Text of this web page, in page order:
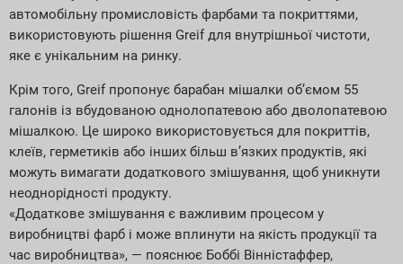
автомобільну промисловість фарбами та покриттями,
використовують рішення Greif для внутрішньої чистоти,
яке є унікальним на ринку.
Крім того, Greif пропонує барабан мішалки об’ємом 55
галонів із вбудованою однолопатевою або дволопатевою
мішалкою. Це широко використовується для покриттів,
клеїв, герметиків або інших більш в’язких продуктів, які
можуть вимагати додаткового змішування, щоб уникнути
неоднорідності продукту.
«Додаткове змішування є важливим процесом у
виробництві фарб і може вплинути на якість продукції та
час виробництва», — пояснює Боббі Вінністаффер,